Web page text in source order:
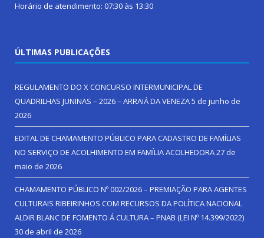
Horário de atendimento: 07:30 às 13:30
ÚLTIMAS PUBLICAÇÕES
REGULAMENTO DO X CONCURSO INTERMUNICIPAL DE
QUADRILHAS JUNINAS – 2026 – ARRAIÁ DA VENEZA5 de junho de
2026
EDITAL DE CHAMAMENTO PÚBLICO PARA CADASTRO DE FAMÍLIAS
NO SERVIÇO DE ACOLHIMENTO EM FAMÍLIA ACOLHEDORA27 de
maio de 2026
CHAMAMENTO PÚBLICO Nº 002/2026 – PREMIAÇÃO PARA AGENTES
CULTURAIS RIBEIRINHOS COM RECURSOS DA POLÍTICA NACIONAL
ALDIR BLANC DE FOMENTO Á CULTURA – PNAB (LEI Nº 14.399/2022)
30 de abril de 2026